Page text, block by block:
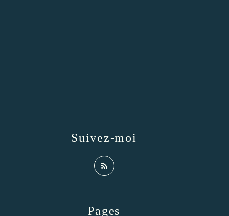
Pages
Suivez-moi